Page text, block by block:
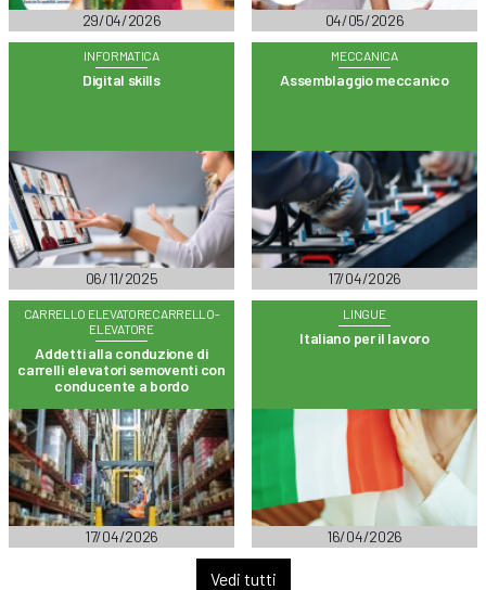
29/04/2026 04/05/2026
INFORMATICA
Digital skills
06/11/2025
MECCANICA
Assemblaggio meccanico
17/04/2026
CARRELLO ELEVATORECARRELLO-
ELEVATORE
Addetti alla conduzione di
carrelli elevatori semoventi con
conducente a bordo
17/04/2026
LINGUE
Italiano per il lavoro
16/04/2026
Vedi tutti